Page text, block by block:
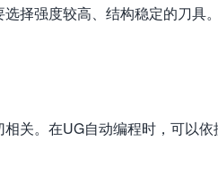
择强度较高、结构稳定的刀具
关。在UG自动编程时，可以